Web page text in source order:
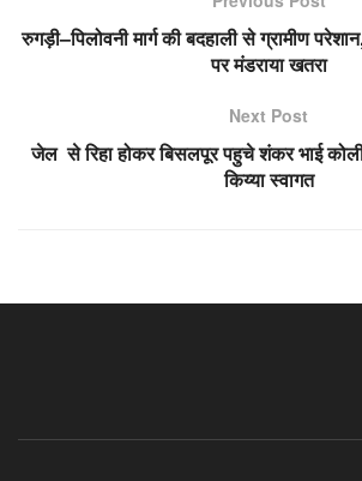
रुगड़ी–पिलोवनी मार्ग की बदहाली से ग्रामीण
पर मंडराया खतरा
Next Post
जेल से रिहा होकर बिसलपूर पहुचे शंकर भाई
किय्या स्वागत